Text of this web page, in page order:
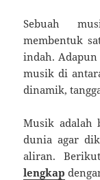
Sebuah
membentuk
indah.
musik di
dinamik,
Musik adalah
dunia agar
aliran.
lengkap